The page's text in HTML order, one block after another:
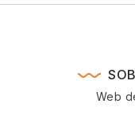
Web